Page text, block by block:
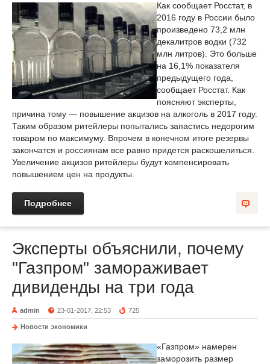
Как сообщает Росстат, в
2016 году в России было
произведено 73,2 млн
декалитров водки (732
млн литров). Это больше
на 16,1% показателя
предыдущего года,
сообщает Росстат. Как
поясняют эксперты,
причина тому — повышение акцизов на алкоголь в 2017 году.
Таким образом ритейлеры попытались запастись недорогим
товаром по максимуму. Впрочем в конечном итоге резервы
закончатся и россиянам все равно придется раскошелиться.
Увеличение акцизов ритейлеры будут компенсировать
повышением цен на продукты.
Подробнее
Эксперты объяснили, почему
"Газпром" замораживает
дивиденды на три года
admin 23-01-2017, 22:53 725
Новости экономики
«Газпром» намерен
заморозить размер